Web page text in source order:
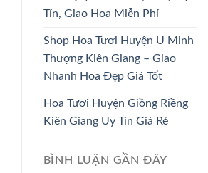
Tín, Giao Hoa Miễn Phí
Shop Hoa Tươi Huyện U Minh
Thượng Kiên Giang – Giao
Nhanh Hoa Đẹp Giá Tốt
Hoa Tươi Huyện Giồng Riềng
Kiên Giang Uy Tín Giá Rẻ
BÌNH LUẬN GẦN ĐÂY